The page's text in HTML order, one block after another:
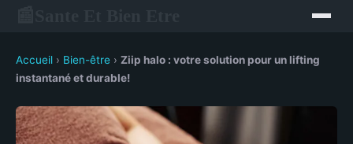
Accueil › Bien-être › Ziip halo : votre solution pour un lifting
instantané et durable!